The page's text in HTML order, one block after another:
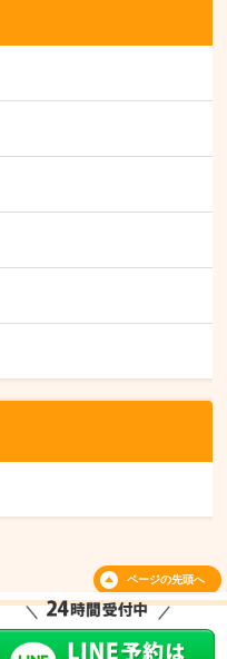
ページの先頭へ